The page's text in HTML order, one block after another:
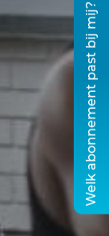
Welk abonnement past bij mij?